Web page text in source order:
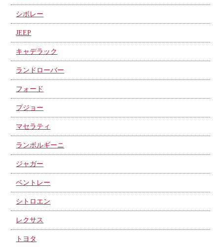
シボレー
JEEP
キャデラック
ランドローバー
フォード
プジョー
マセラティ
ランボルギーニ
ジャガー
ベントレー
シトロエン
レクサス
トヨタ